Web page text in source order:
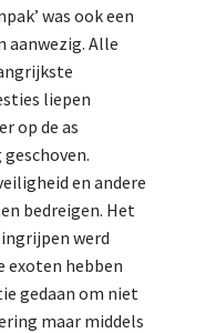
was ook een
aanwezig. Alle
liepen
op de as
en andere
bedreigen. Het
werd
exoten hebben
gedaan om niet
maar middels